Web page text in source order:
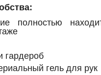
полностью
гель для рук